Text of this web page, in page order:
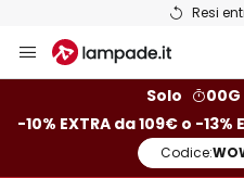
Resi
Salta
al
Solo
00G
-10% EXTRA da 109€ o -13%
Codice: